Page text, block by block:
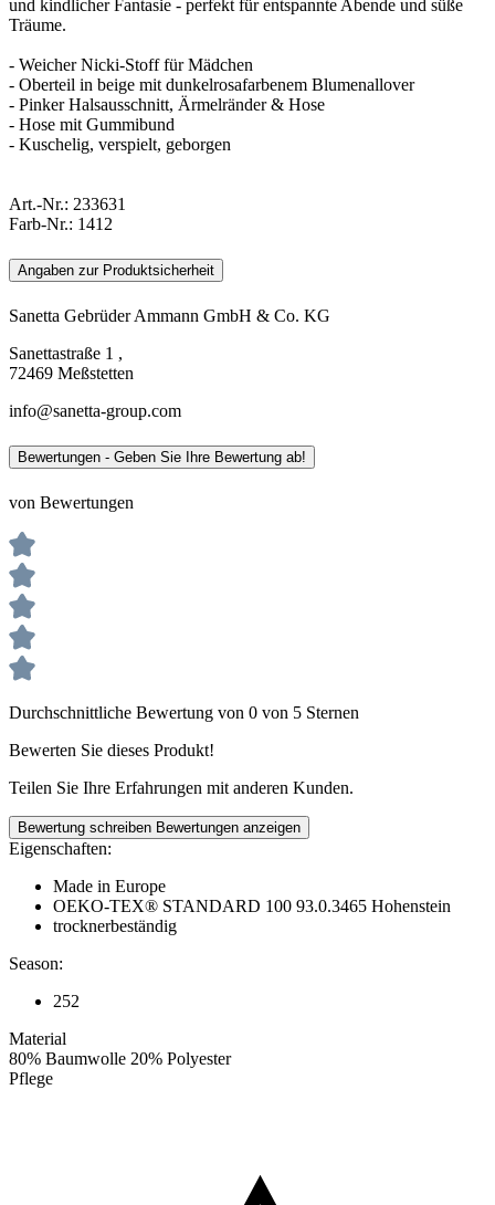
und kindlicher Fantasie - perfekt für entspannte Abende und süße
Träume.
- Weicher Nicki-Stoff für Mädchen
- Oberteil in beige mit dunkelrosafarbenem Blumenallover
- Pinker Halsausschnitt, Ärmelränder & Hose
- Hose mit Gummibund
- Kuschelig, verspielt, geborgen
Art.-Nr.: 233631
Farb-Nr.: 1412
Angaben zur Produktsicherheit
Sanetta Gebrüder Ammann GmbH & Co. KG
Sanettastraße 1 ,
72469 Meßstetten
info@sanetta-group.com
Bewertungen - Geben Sie Ihre Bewertung ab!
von Bewertungen
Durchschnittliche Bewertung von 0 von 5 Sternen
Bewerten Sie dieses Produkt!
Teilen Sie Ihre Erfahrungen mit anderen Kunden.
Bewertung schreiben Bewertungen anzeigen
Eigenschaften:
Made in Europe
OEKO-TEX® STANDARD 100 93.0.3465 Hohenstein
trocknerbeständig
Season:
252
Material
80% Baumwolle 20% Polyester
Pflege